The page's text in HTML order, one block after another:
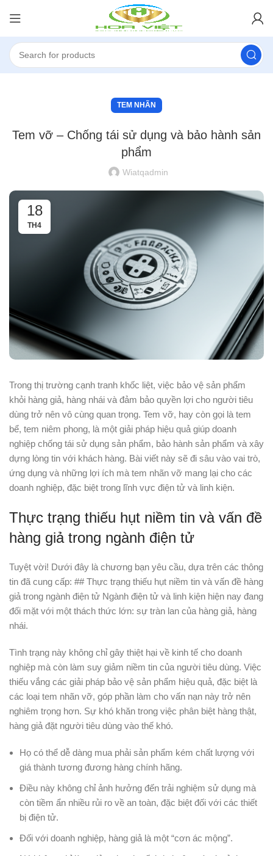
TEM NHÃN
Tem vỡ – Chống tái sử dụng và bảo hành sản
phẩm
Wiatqadmin
18
TH4
Trong thị trường cạnh tranh khốc liệt, việc bảo vệ sản phẩm
khỏi hàng giả, hàng nhái và đảm bảo quyền lợi cho người tiêu
dùng trở nên vô cùng quan trọng. Tem vỡ, hay còn gọi là tem
bể, tem niêm phong, là một giải pháp hiệu quả giúp doanh
nghiệp chống tái sử dụng sản phẩm, bảo hành sản phẩm và xây
dựng lòng tin với khách hàng. Bài viết này sẽ đi sâu vào vai trò,
ứng dụng và những lợi ích mà tem nhãn vỡ mang lại cho các
doanh nghiệp, đặc biệt trong lĩnh vực điện tử và linh kiện.
Thực trạng thiếu hụt niềm tin và vấn đề
hàng giả trong ngành điện tử
Tuyệt vời! Dưới đây là chương bạn yêu cầu, dựa trên các thông
tin đã cung cấp: ## Thực trạng thiếu hụt niềm tin và vấn đề hàng
giả trong ngành điện tử Ngành điện tử và linh kiện hiện nay đang
đối mặt với một thách thức lớn: sự tràn lan của hàng giả, hàng
nhái.
Tình trạng này không chỉ gây thiệt hại về kinh tế cho doanh
nghiệp mà còn làm suy giảm niềm tin của người tiêu dùng. Việc
thiếu vắng các giải pháp bảo vệ sản phẩm hiệu quả, đặc biệt là
các loại tem nhãn vỡ, góp phần làm cho vấn nạn này trở nên
nghiêm trọng hơn. Sự khó khăn trong việc phân biệt hàng thật,
hàng giả đặt người tiêu dùng vào thế khó.
Họ có thể dễ dàng mua phải sản phẩm kém chất lượng với
giá thành tương đương hàng chính hãng.
Điều này không chỉ ảnh hưởng đến trải nghiệm sử dụng mà
còn tiềm ẩn nhiều rủi ro về an toàn, đặc biệt đối với các thiết
bị điện tử.
Đối với doanh nghiệp, hàng giả là một “cơn ác mộng”.